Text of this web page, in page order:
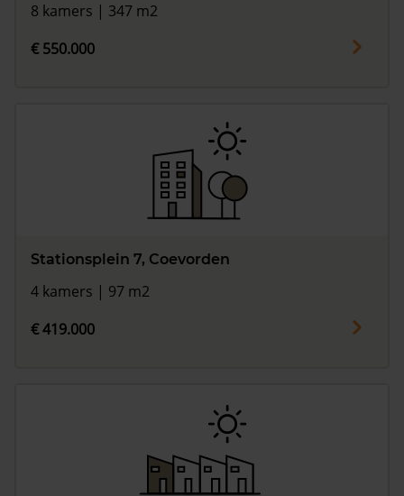
8 kamers | 347 m2
€ 550.000
Stationsplein 7, Coevorden
4 kamers | 97 m2
€ 419.000